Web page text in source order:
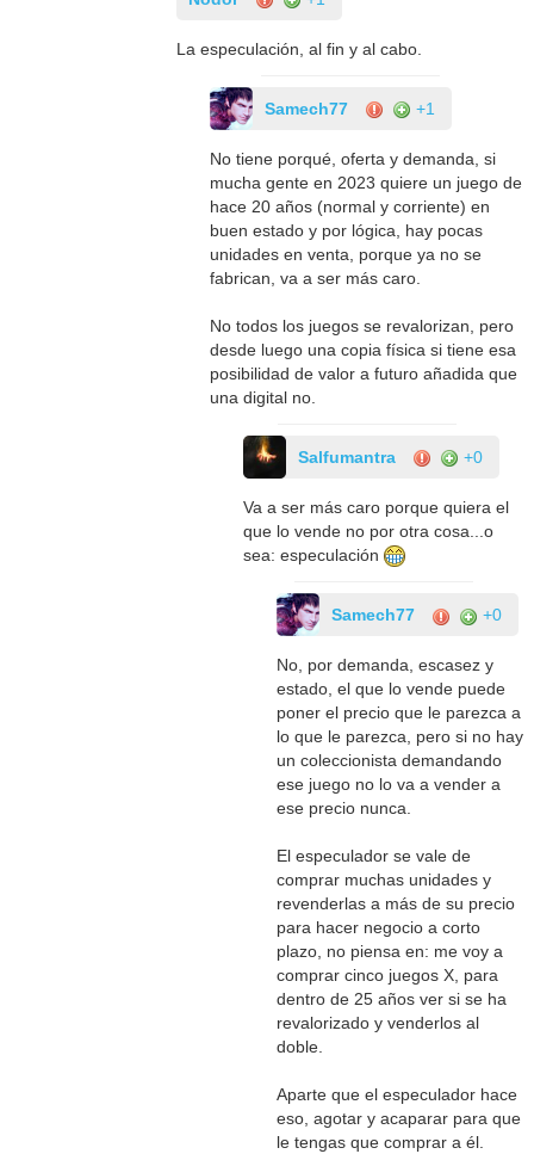
La especulación, al fin y al cabo.
Samech77 +1
No tiene porqué, oferta y demanda, si
mucha gente en 2023 quiere un juego de
hace 20 años (normal y corriente) en
buen estado y por lógica, hay pocas
unidades en venta, porque ya no se
fabrican, va a ser más caro.
No todos los juegos se revalorizan, pero
desde luego una copia física si tiene esa
posibilidad de valor a futuro añadida que
una digital no.
Salfumantra +0
Va a ser más caro porque quiera el
que lo vende no por otra cosa...o
sea: especulación
Samech77 +0
No, por demanda, escasez y
estado, el que lo vende puede
poner el precio que le parezca a
lo que le parezca, pero si no hay
un coleccionista demandando
ese juego no lo va a vender a
ese precio nunca.
El especulador se vale de
comprar muchas unidades y
revenderlas a más de su precio
para hacer negocio a corto
plazo, no piensa en: me voy a
comprar cinco juegos X, para
dentro de 25 años ver si se ha
revalorizado y venderlos al
doble.
Aparte que el especulador hace
eso, agotar y acaparar para que
le tengas que comprar a él.